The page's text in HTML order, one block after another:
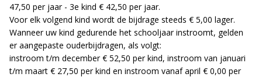
47,50 per jaar - 3e kind € 42,50 per jaar.
Voor elk volgend kind wordt de bijdrage steeds € 5,00 lager.
Wanneer uw kind gedurende het schooljaar instroomt, gelden
er aangepaste ouderbijdragen, als volgt:
instroom t/m december € 52,50 per kind, instroom van januari
t/m maart € 27,50 per kind en instroom vanaf april € 0,00 per